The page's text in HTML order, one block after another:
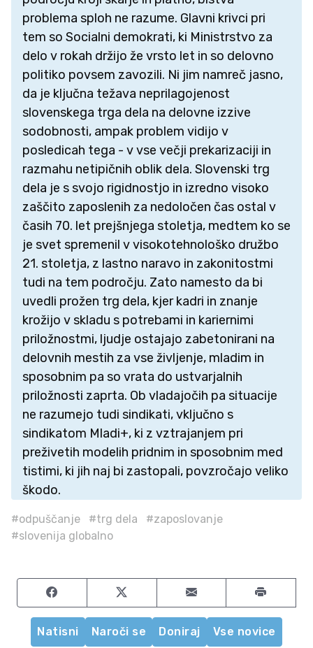
problema sploh ne razume. Glavni krivci pri
tem so Socialni demokrati, ki Ministrstvo za
delo v rokah držijo že vrsto let in so delovno
politiko povsem zavozili. Ni jim namreč jasno,
da je ključna težava neprilagojenost
slovenskega trga dela na delovne izzive
sodobnosti, ampak problem vidijo v
posledicah tega - v vse večji prekarizaciji in
razmahu netipičnih oblik dela. Slovenski trg
dela je s svojo rigidnostjo in izredno visoko
zaščito zaposlenih za nedoločen čas ostal v
časih 70. let prejšnjega stoletja, medtem ko se
je svet spremenil v visokotehnološko družbo
21. stoletja, z lastno naravo in zakonitostmi
tudi na tem področju. Zato namesto da bi
uvedli prožen trg dela, kjer kadri in znanje
krožijo v skladu s potrebami in kariernimi
priložnostmi, ljudje ostajajo zabetonirani na
delovnih mestih za vse življenje, mladim in
sposobnim pa so vrata do ustvarjalnih
priložnosti zaprta. Ob vladajočih pa situacije
ne razumejo tudi sindikati, vključno s
sindikatom Mladi+, ki z vztrajanjem pri
preživetih modelih pridnim in sposobnim med
tistimi, ki jih naj bi zastopali, povzročajo veliko
škodo.
#odpuščanje #trg dela
#zaposlovanje
#slovenija globalno
Share on FacebookShare on TwitterShare by email
Natisni Naroči se Doniraj Vse novice